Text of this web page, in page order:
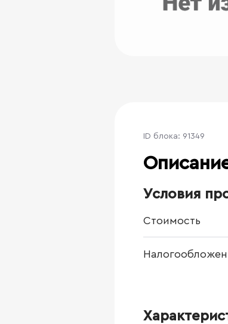
ID блока: 91349
Условия
Стоимость